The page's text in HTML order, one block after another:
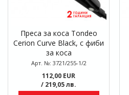
Преса за коса Tondeo
Cerion Curve Black, с фиби
за коса
Арт. №: 3721/255-1/2
112,00 EUR
/ 219,05 лв.